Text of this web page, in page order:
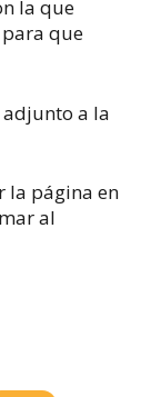
la que
que
adjunto a la
la página en
al